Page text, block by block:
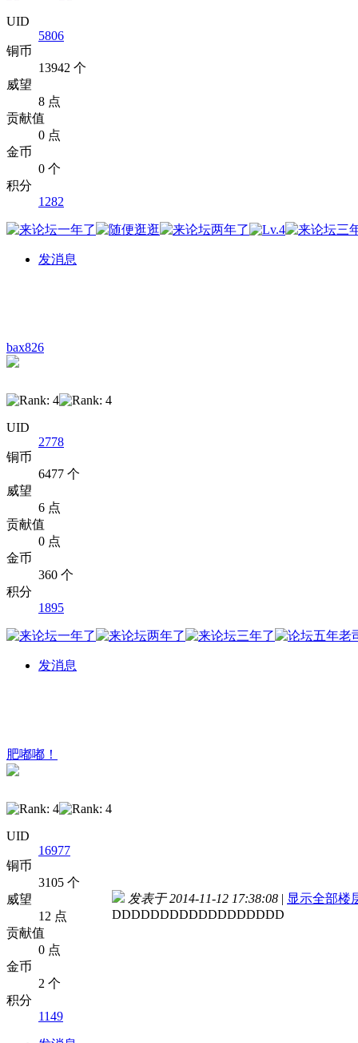
UID
5806
铜币
13942 个
威望
8 点
贡献值
0 点
金币
0 个
积分
1282
发消息
bax826
UID
2778
铜币
6477 个
威望
6 点
贡献值
0 点
金币
360 个
积分
1895
发消息
肥嘟嘟！
UID
16977
铜币
3105 个
威望
12 点
贡献值
0 点
金币
2 个
积分
1149
发表于 2014-11-12 17:38:08 | 显示全部楼
DDDDDDDDDDDDDDDDDD